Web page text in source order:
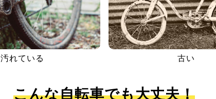
汚れている 古い
こんな自転車でも大丈夫！